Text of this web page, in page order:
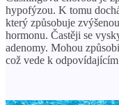
hypofýzou. K tomu
který způsobuje
hormonu. Častěji se
adenomy. Mohou
což vede k